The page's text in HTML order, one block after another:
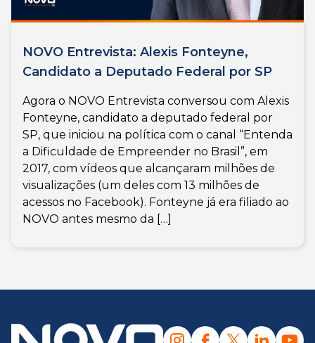
NOVO Entrevista: Alexis Fonteyne,
Candidato a Deputado Federal por SP
Agora o NOVO Entrevista conversou com Alexis
Fonteyne, candidato a deputado federal por
SP, que iniciou na política com o canal “Entenda
a Dificuldade de Empreender no Brasil”, em
2017, com vídeos que alcançaram milhões de
visualizações (um deles com 13 milhões de
acessos no Facebook). Fonteyne já era filiado ao
NOVO antes mesmo da […]